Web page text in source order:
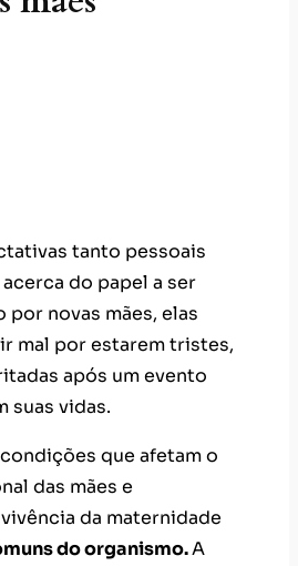
suas vidas.
que afetam o
das mães e
da maternidade
do organismo.A
de hormônios
de sentimentos
tristeza, ansiedade e
situação começam a